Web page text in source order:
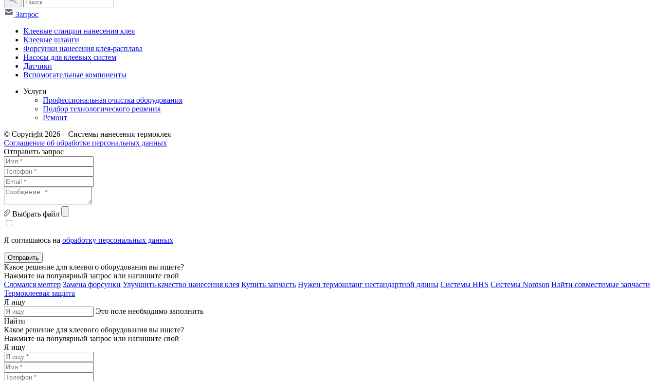
Запрос
Клеевые станции нанесения клея
Клеевые шланги
Форсунки нанесения клея-расплава
Насосы для клеевых систем
Датчики
Вспомогательные компоненты
Услуги
Профессиональная очистка оборудования
Подбор технологического решения
Ремонт
© Copyright 2026 – Системы нанесения термоклея
Соглашение об обработке персональных данных
Отправить запрос
Выбрать файл
Я соглашаюсь на обработку персональных данных
Отправить
Какое решение для клеевого оборудования вы ищете?
Нажмите на популярный запрос или напишите свой
Сломался мелтер Замена форсунки Улучшить качество нанесения клея Купить запчасть Нужен термошланг нестандартной длины Системы HHS Системы Nordson Найти совместимые запчасти
Термоклеевая защита
Я ищу
Это поле необходимо заполнить
Найти
Какое решение для клеевого оборудования вы ищете?
Нажмите на популярный запрос или напишите свой
Я ищу